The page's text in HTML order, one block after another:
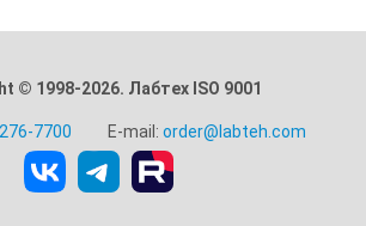
© 1998-2026. Лабтех ISO 9001
7700 E-mail: order@labteh.com